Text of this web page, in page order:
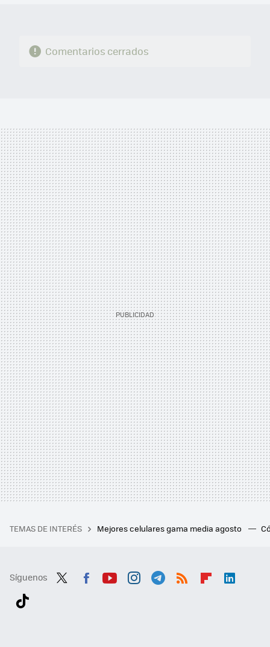
Comentarios cerrados
TEMAS DE INTERÉS Mejores celulares gama media agosto
Síguenos